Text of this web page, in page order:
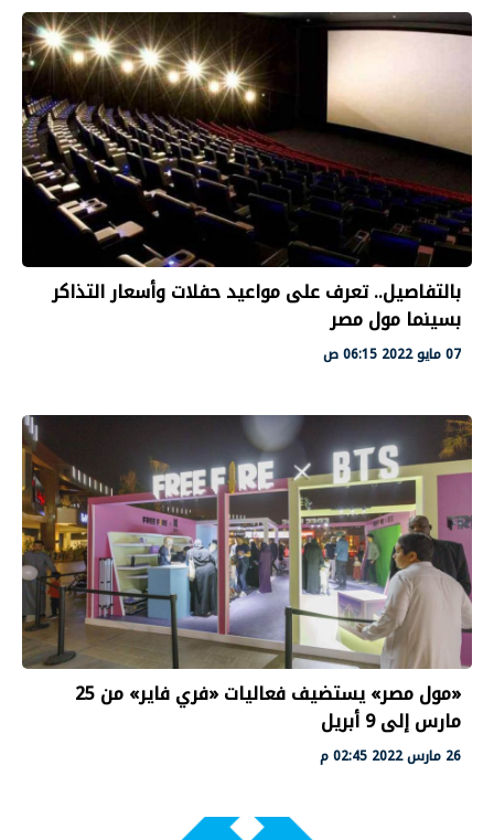
بالتفاصيل.. تعرف على مواعيد حفلات وأسعار التذاكر
بسينما مول مصر
07 مايو 2022 06:15 ص
«مول مصر» يستضيف فعاليات «فري فاير» من 25
مارس إلى 9 أبريل
26 مارس 2022 02:45 م